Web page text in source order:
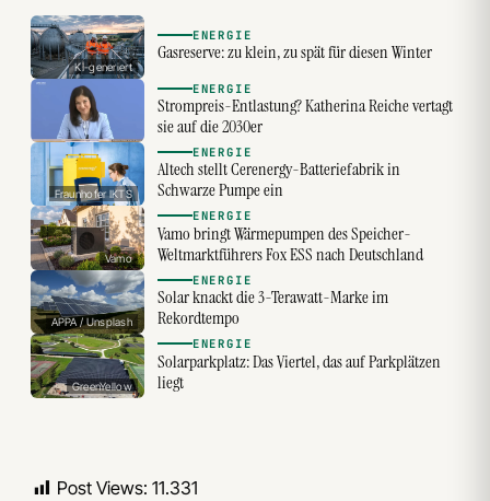
KI-generiert
ENERGIE
Gasreserve: zu klein, zu spät für diesen Winter
ENERGIE
Strompreis-Entlastung? Katherina Reiche vertagt
sie auf die 2030er
Fraunhofer IKTS
ENERGIE
Altech stellt Cerenergy-Batteriefabrik in
Schwarze Pumpe ein
Vamo
ENERGIE
Vamo bringt Wärmepumpen des Speicher-
Weltmarktführers Fox ESS nach Deutschland
APPA / Unsplash
ENERGIE
Solar knackt die 3-Terawatt-Marke im
Rekordtempo
GreenYellow
ENERGIE
Solarparkplatz: Das Viertel, das auf Parkplätzen
liegt
Post Views: 11.331